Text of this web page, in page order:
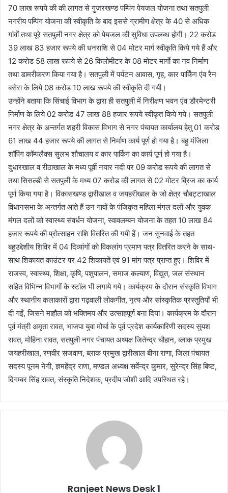
70 लाख रूपये की की लागत से गुजरखण्ड पम्पिंग पेयजल योजना तथा सतपुली
नगरीय पम्पिंग योजना की स्वीकृति के बाद इससे ग्रामीण क्षेत्र के 40 से अधिक
गांवों तथा पूरे सतपुली नगर क्षेत्र को पेयजल की सुविधा उपलब्ध होगी। 22 करोड
39 लाख 83 हजार रूपये की धनराशि से 04 मोटर मार्ग स्वीकृति किये गये हैं और
12 करोड 58 लाख रूपये से 26 किलोमीटर के 08 मोटर मार्गाे का नव निर्माण
तथा डामरीकरण किया गया है। सतपुली में पर्यटन आवास, गृह, कार पार्किंग एंव रैन
बसेरा के लिये 08 करोड 10 लाख रूपये की स्वीकृति दी गयी।
उन्होंने बताया कि सिंचाई विभाग के द्वारा ही सतपुली में निरीक्षण भवन एंव डौरमेन्टरी
निर्माण के लिये 02 करोड 47 लाख 88 हजार रूपये स्वीकृत किये गये। सतपुली
नगर क्षेत्र के अन्तर्गत शहरी विकास विभाग से नगर पंचायत कार्यालय हेतु 01 करोड
61 लाख 44 हजार रूपये की लागत से निर्माण कार्य पूर्ण हो गया है। बहु मंजिला
शॉपिंग कॉम्पलैक्स सुलभ शौचालय व कार पार्किग का कार्य पूर्ण हो गया है।
दुधारखाल व रीठाखाल के मध्य पूर्वी नयार नदी पर 09 करोड रूपये की लागत से
तथा सिसल्डी से सतपुली के मध्य 07 करोड की लागत से 02 मोटर ब्रिज का कार्य
पूर्ण किया गया है। विकासखण्ड द्वारीखाल व जयहरीखाल के जो क्षेत्र चौबट्टाखाल
विधानसभा के अन्तर्गत आते हैं उन गावों के पंजिकृत महिला मंगल दलों और युवक
मंगल दलों को स्वास्थ्य संवर्धन योजना, स्वावलम्बन योजना के तहत 10 लाख 84
हजार रूपये की प्रोत्साहन राशि वितरित की गयी हैं। जन सुनवाई के तहत
बहुउद्देशीय शिविर में 04 दिव्यांगों को विकलांग प्रमाण पत्र वितरित करने के साथ-
साथ शिकायत काउंटर पर 42 शिकायतें एवं 91 मांग पत्र प्राप्त हुए। शिविर में
राजस्व, स्वास्थ्य, शिक्षा, कृषि, पशुपालन, समाज कल्याण, विद्युत, जल संस्थान
सहित विभिन्न विभागों के स्टॉल भी लगाये गये। कार्यक्रम के दौरान संस्कृति विभाग
और स्थानीय कलाकारों द्वारा गढ़वाली लोकगीत, नृत्य और सांस्कृतिक प्रस्तुतियाँ भी
दी गईं, जिसने माहौल को भक्तिमय और उत्साहपूर्ण बना दिया। कार्यक्रम के दौरान
पूर्व मंत्री अमृता रावत, भाजपा युवा मोर्चा के पूर्व प्रदेश कार्यकारिणी सदस्य सुयश
रावत, मोहिना रावत, सतपुली नगर पंचायत अध्यक्ष जितेन्द्र चौहान, ब्लाक प्रमुख
जयहरीखाल, रणवीर सजवाण, ब्लाक प्रमुख द्वारीखाल बीना राणा, जिला पंचायत
सदस्य पूनम नेगी, ज्ञमहेंद्र राणा, मण्डल अध्यक्ष सर्वेन्द्र कुमार, सुरेन्द्र सिंह बिष्ट,
दिगम्बर सिंह रावत, संस्कृति निदेशक, प्रदीप जोशी आदि उपस्थित रहे।
Ranjeet News Desk 1